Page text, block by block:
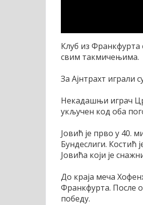
Клуб из Франкфурта
свим такмичењима.
За Ајнтрахт играли
Некадашњи играч
укључен код оба
Јовић је прво у 40.
Бундеслиги. Костић
Јовића који је
До краја меча
Франкфурта. После
победу.